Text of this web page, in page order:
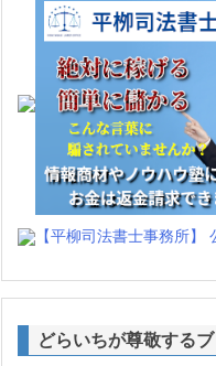
【平柳司法書士事務所】
どらいちが尊敬する